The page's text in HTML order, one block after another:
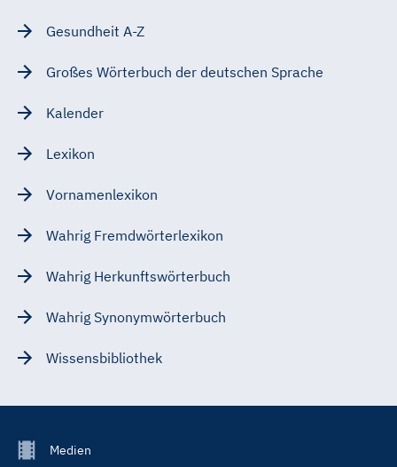
Gesundheit A-Z
Großes Wörterbuch der deutschen Sprache
Kalender
Lexikon
Vornamenlexikon
Wahrig Fremdwörterlexikon
Wahrig Herkunftswörterbuch
Wahrig Synonymwörterbuch
Wissensbibliothek
FooterMedien